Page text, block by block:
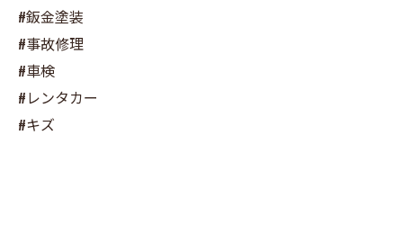
#鈑金塗装
#事故修理
#車検
#レンタカー
#キズ